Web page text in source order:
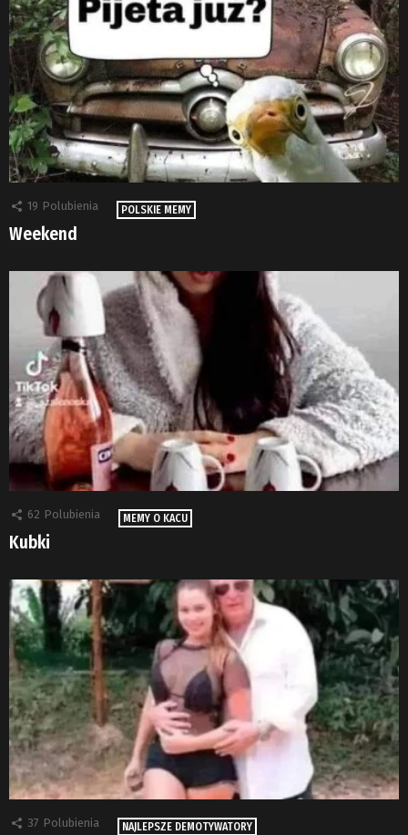
19 Polubienia POLSKIE MEMY
Weekend
62 Polubienia MEMY O KACU
Kubki
37 Polubienia NAJLEPSZE DEMOTYWATORY